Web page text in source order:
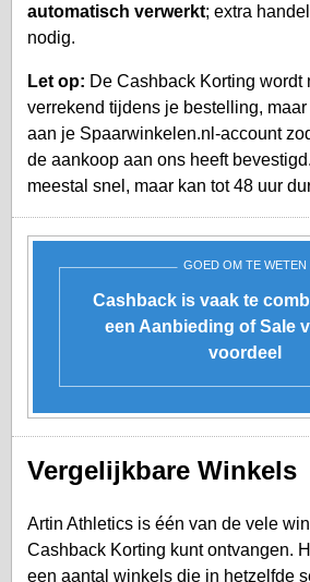
automatisch verwerkt; extra
nodig.
Let op: De Cashback Korting wordt
verrekend tijdens je bestelling,
aan je Spaarwinkelen.nl-account
de aankoop aan ons heeft
meestal snel, maar kan tot 48 uur
GOED OM TE WETEN
Cashback is vaak te
een Aanbieding of Sale
voordeel
Vergelijkbare Winkels
Artin Athletics is één van de vele
Cashback Korting kunt ontvangen.
een aantal winkels die in hetzelfde